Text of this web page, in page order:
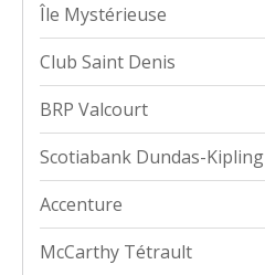
Île Mystérieuse
Club Saint Denis
BRP Valcourt
Scotiabank Dundas-Kipling
Accenture
McCarthy Tétrault